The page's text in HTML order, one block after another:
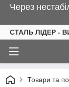
Через
СТАЛЬ ЛІДЕР -
Товари та